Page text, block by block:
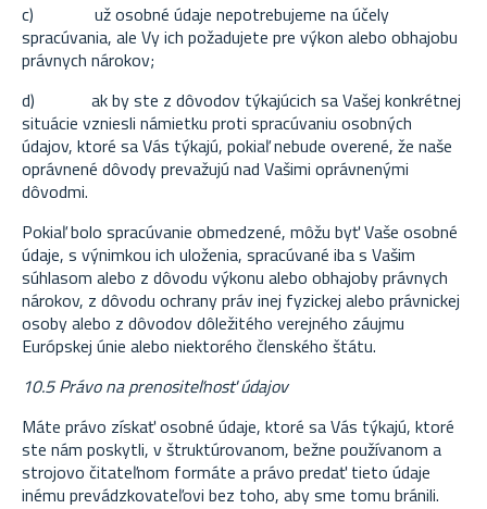
c)
už osobné údaje nepotrebujeme na účely
spracúvania, ale Vy ich požadujete pre výkon alebo obhajobu
právnych nárokov;
d)
ak by ste z dôvodov týkajúcich sa Vašej konkrétnej
situácie vzniesli námietku proti spracúvaniu osobných
údajov, ktoré sa Vás týkajú, pokiaľ nebude overené, že naše
oprávnené dôvody prevažujú nad Vašimi oprávnenými
dôvodmi.
Pokiaľ bolo spracúvanie obmedzené, môžu byť Vaše osobné
údaje, s výnimkou ich uloženia, spracúvané iba s Vašim
súhlasom alebo z dôvodu výkonu alebo obhajoby právnych
nárokov, z dôvodu ochrany práv inej fyzickej alebo právnickej
osoby alebo z dôvodov dôležitého verejného záujmu
Európskej únie alebo niektorého členského štátu.
10.5 Právo na prenositeľnosť údajov
Máte právo získať osobné údaje, ktoré sa Vás týkajú, ktoré
ste nám poskytli, v štruktúrovanom, bežne používanom a
strojovo čitateľnom formáte a právo predať tieto údaje
inému prevádzkovateľovi bez toho, aby sme tomu bránili.